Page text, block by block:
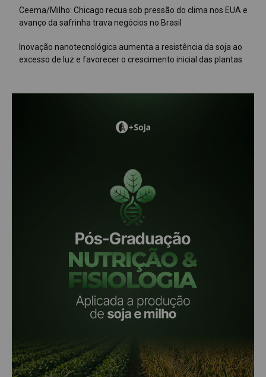
Ceema/Milho: Chicago recua sob pressão do clima nos EUA e
avanço da safrinha trava negócios no Brasil
Inovação nanotecnológica aumenta a resistência da soja ao
excesso de luz e favorecer o crescimento inicial das plantas